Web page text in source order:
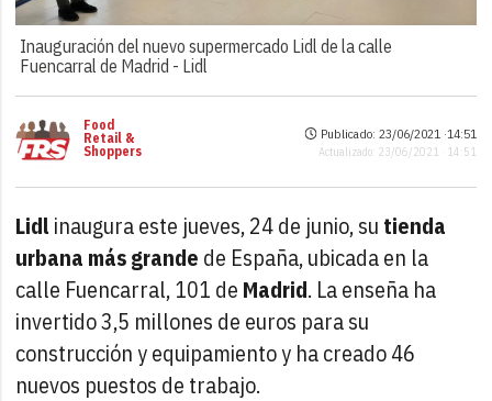
Inauguración del nuevo supermercado Lidl de la calle
Fuencarral de Madrid - Lidl
Food
Retail &
Shoppers
Publicado: 23/06/2021 ·14:51
Actualizado: 23/06/2021 · 14:51
Lidlinaugura este jueves, 24 de junio, su tienda
urbana más grande de España, ubicada en la
calle Fuencarral, 101 de Madrid. La enseña ha
invertido 3,5 millones de euros para su
construcción y equipamiento y ha creado 46
nuevos puestos de trabajo.